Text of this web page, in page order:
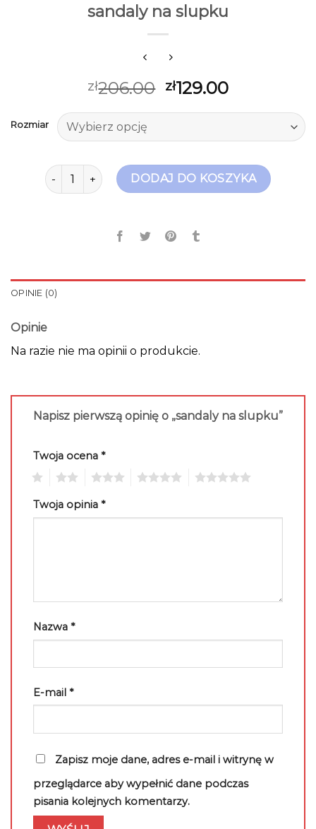
sandaly na slupku
zł206.00 zł129.00
Rozmiar
ilość sandaly na slupkuDODAJ DO KOSZYKA
OPINIE (0)
Opinie
Na razie nie ma opinii o produkcie.
Napisz pierwszą opinię o „sandaly na slupku”
Twoja ocena *
Twoja opinia *
Nazwa *
E-mail *
Zapisz moje dane, adres e-mail i witrynę w
przeglądarce aby wypełnić dane podczas
pisania kolejnych komentarzy.